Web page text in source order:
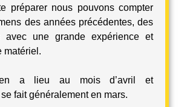
préparer nous pouvons compter
des années précédentes, des
avec une grande expérience et
matériel.
a lieu au mois d’avril et
se fait généralement en mars.